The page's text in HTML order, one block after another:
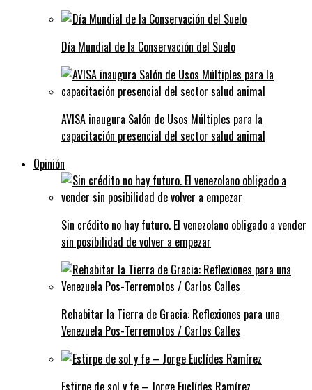
Día Mundial de la Conservación del Suelo
AVISA inaugura Salón de Usos Múltiples para la
capacitación presencial del sector salud animal
Opinión
Sin crédito no hay futuro. El venezolano obligado a vender
sin posibilidad de volver a empezar
Rehabitar la Tierra de Gracia: Reflexiones para una
Venezuela Pos-Terremotos / Carlos Calles
Estirpe de sol y fe – Jorge Euclídes Ramírez